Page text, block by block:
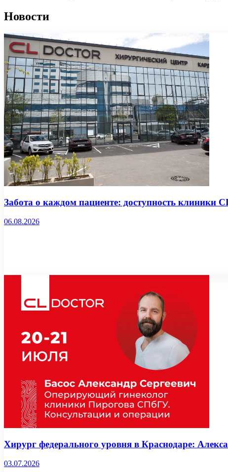
Новости
Забота о каждом пациенте: доступность клиники
06.08.2026
Хирург федерального уровня в Краснодаре:
03.07.2026